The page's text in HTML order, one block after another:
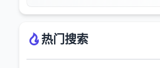
热门搜索